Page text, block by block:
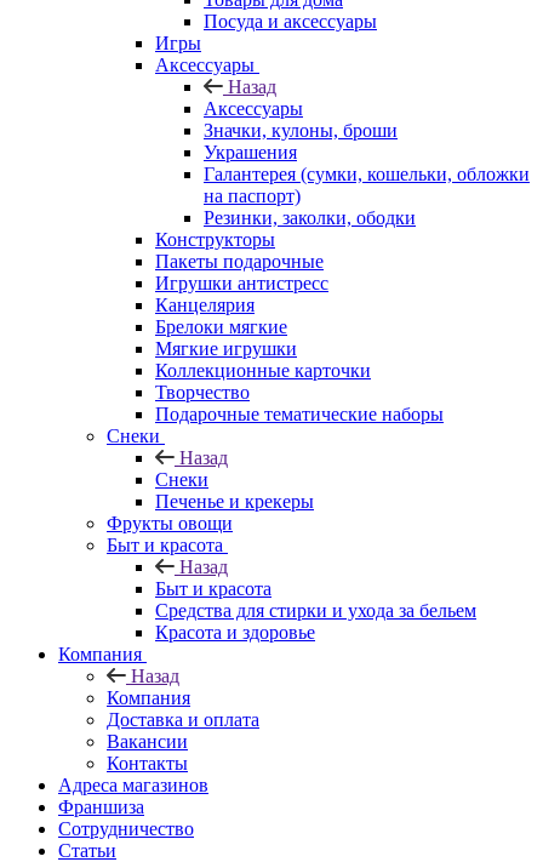
Посуда и аксессуары
Игры
Аксессуары
Назад
Аксессуары
Значки, кулоны, броши
Украшения
Галантерея (сумки, кошельки, обложки
на паспорт)
Резинки, заколки, ободки
Конструкторы
Пакеты подарочные
Игрушки антистресс
Канцелярия
Брелоки мягкие
Мягкие игрушки
Коллекционные карточки
Творчество
Подарочные тематические наборы
Снеки
Назад
Снеки
Печенье и крекеры
Фрукты овощи
Быт и красота
Назад
Быт и красота
Средства для стирки и ухода за бельем
Красота и здоровье
Компания
Назад
Компания
Доставка и оплата
Вакансии
Контакты
Адреса магазинов
Франшиза
Сотрудничество
Статьи